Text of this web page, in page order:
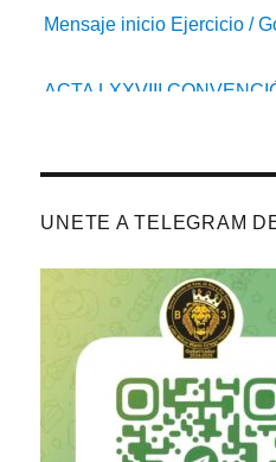
ACTA LXXVIII
Convocatorias 4ta J.
Clubes con Derecho a
Acta de la 2da Junta de
UNETE A TELEGRAM